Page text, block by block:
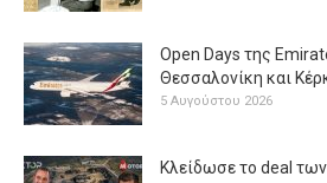
Open Days της
Θεσσαλονίκη και
5 Αυγούστου 2026
Κλείδωσε το deal